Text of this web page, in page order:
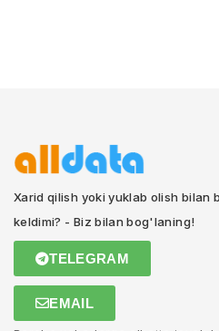
Xarid qilish yoki yuklab olish bilan
keldimi? - Biz bilan bog'laning!
TELEGRAM
EMAIL